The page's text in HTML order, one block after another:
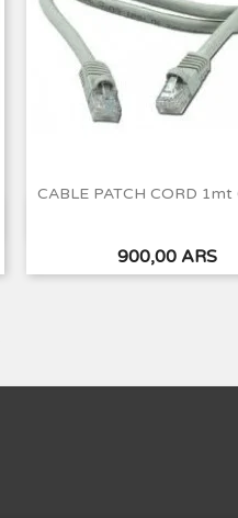
CABLE PATCH CORD
Precio
900,00 ARS